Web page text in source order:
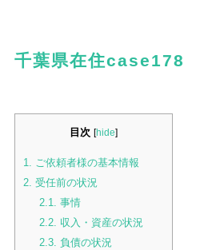
千葉県在住case178
目次 [hide]
1. ご依頼者様の基本情報
2. 受任前の状況
2.1. 事情
2.2. 収入・資産の状況
2.3. 負債の状況